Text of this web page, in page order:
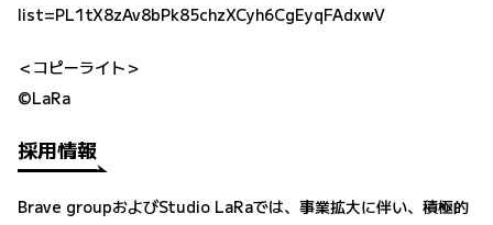
list=PL1tX8zAv8bPk85chzXCyh6CgEyqFAdxwV
＜コピーライト＞
©LaRa
採用情報
Brave groupおよびStudio LaRaでは、事業拡大に伴い、積極的